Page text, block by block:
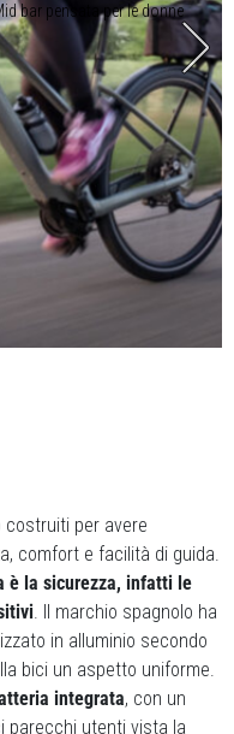
bar pensata per le donne
costruiti per avere
comfort e facilità di guida.
è la sicurezza, infatti le
. Il marchio spagnolo ha
in alluminio secondo
bici un aspetto uniforme.
integrata, con un
parecchi utenti vista la